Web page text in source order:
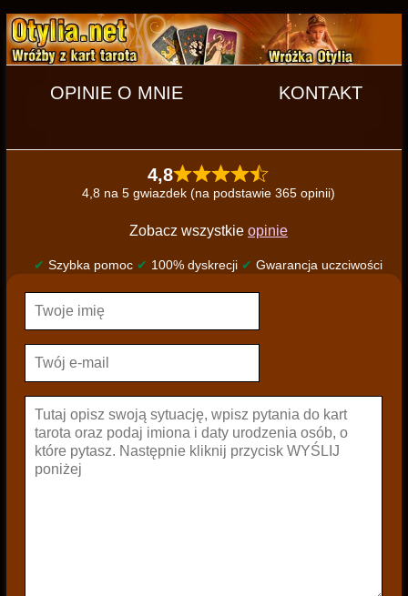
OPINIE O MNIE KONTAKT
4,8
4,8 na 5 gwiazdek (na podstawie 365 opinii)
Zobacz wszystkie opinie
✔ Szybka pomoc ✔ 100% dyskrecji ✔ Gwarancja uczciwości